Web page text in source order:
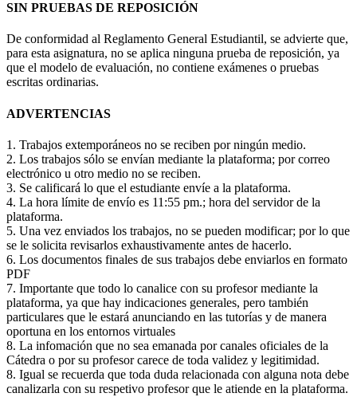
SIN PRUEBAS DE REPOSICIÓN
De conformidad al Reglamento General Estudiantil, se advierte que,
para esta asignatura, no se aplica ninguna prueba de reposición, ya
que el modelo de evaluación, no contiene exámenes o pruebas
escritas ordinarias.
ADVERTENCIAS
1. Trabajos extemporáneos no se reciben por ningún medio.
2. Los trabajos sólo se envían mediante la plataforma; por correo
electrónico u otro medio no se reciben.
3. Se calificará lo que el estudiante envíe a la plataforma.
4. La hora límite de envío es 11:55 pm.; hora del servidor de la
plataforma.
5. Una vez enviados los trabajos, no se pueden modificar; por lo que
se le solicita revisarlos exhaustivamente antes de hacerlo.
6. Los documentos finales de sus trabajos debe enviarlos en formato
PDF
7. Importante que todo lo canalice con su profesor mediante la
plataforma, ya que hay indicaciones generales, pero también
particulares que le estará anunciando en las tutorías y de manera
oportuna en los entornos virtuales
8. La infomación que no sea emanada por canales oficiales de la
Cátedra o por su profesor carece de toda validez y legitimidad.
8. Igual se recuerda que toda duda relacionada con alguna nota debe
canalizarla con su respetivo profesor que le atiende en la plataforma.